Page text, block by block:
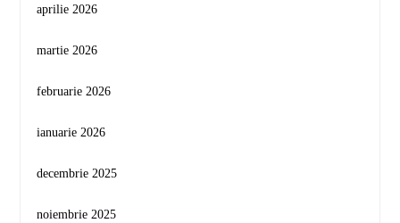
aprilie 2026
martie 2026
februarie 2026
ianuarie 2026
decembrie 2025
noiembrie 2025